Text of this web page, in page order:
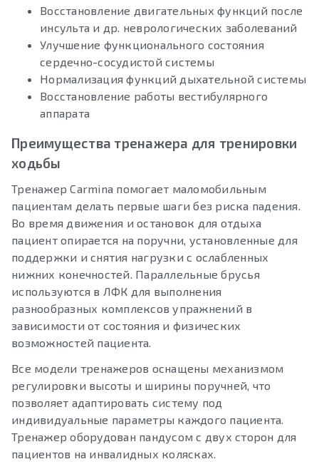
Восстановление двигательных функций после
инсульта и др. неврологических заболеваний
Улучшение функционального состояния
сердечно-сосудистой системы
Нормализация функций дыхательной системы
Восстановление работы вестибулярного
аппарата
Преимущества тренажера для тренировки
ходьбы
Тренажер Carmina помогает маломобильным
пациентам делать первые шаги без риска падения.
Во время движения и остановок для отдыха
пациент опирается на поручни, установленные для
поддержки и снятия нагрузки с ослабленных
нижних конечностей. Параллельные брусья
используются в ЛФК для выполнения
разнообразных комплексов упражнений в
зависимости от состояния и физических
возможностей пациента.
Все модели тренажеров оснащены механизмом
регулировки высоты и ширины поручней, что
позволяет адаптировать систему под
индивидуальные параметры каждого пациента.
Тренажер оборудован пандусом с двух сторон для
пациентов на инвалидных колясках.